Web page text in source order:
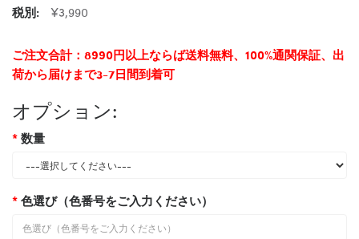
税別:
¥3,990
ご注文合計：8990円以上ならば送料無料、100%通関保証、出
荷から届けまで3-7日間到着可
オプション:
数量
色選び（色番号をご入力ください）